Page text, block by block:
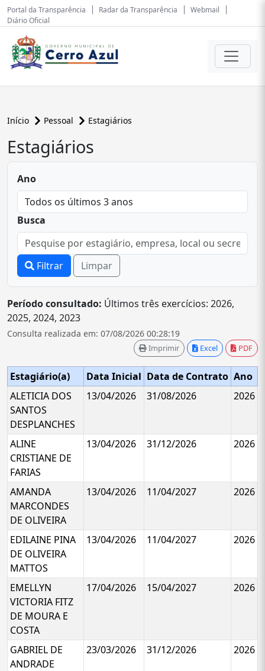
Portal da Transparência Radar da Transparência
Webmail
Diário Oficial
Início Pessoal Estagiários
Estagiários
Ano
Busca
Filtrar Limpar
Período consultado: Últimos três exercícios: 2026,
2025, 2024, 2023
Consulta realizada em: 07/08/2026 00:28:19
Imprimir Excel PDF
Estagiário(a) Data Inicial Data de Contrato Ano
ALETICIA DOS
SANTOS
DESPLANCHES
13/04/2026 31/08/2026 2026
ALINE
CRISTIANE DE
FARIAS
13/04/2026 31/12/2026 2026
AMANDA
MARCONDES
DE OLIVEIRA
13/04/2026 11/04/2027 2026
EDILAINE PINA
DE OLIVEIRA
MATTOS
13/04/2026 11/04/2027 2026
EMELLYN
VICTORIA FITZ
DE MOURA E
COSTA
17/04/2026 15/04/2027 2026
GABRIEL DE
ANDRADE
23/03/2026 31/12/2026 2026